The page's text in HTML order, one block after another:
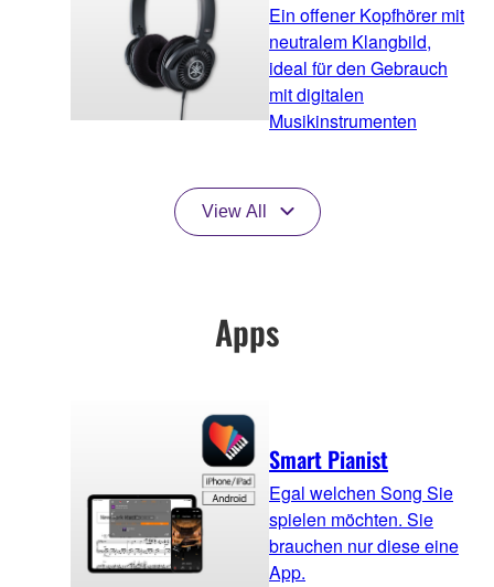
Ein offener Kopfhörer mit
neutralem Klangbild,
ideal für den Gebrauch
mit digitalen
Musikinstrumenten
View All
Apps
Smart Pianist
Egal welchen Song Sie
spielen möchten. Sie
brauchen nur diese eine
App.